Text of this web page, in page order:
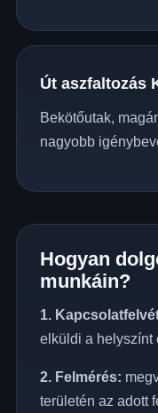
Út aszfaltozás
Bekötőutak,
nagyobb
Hogyan
munkáin?
1.
elküldi a helyszínt
2. Felmérés:
területén az adott